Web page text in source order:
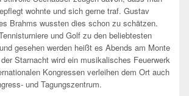
wohnte und sich gerne traf. Gustav
Brahms wussten dies schon zu schätzen.
und Golf zu den beliebtesten
gesehen werden heißt es Abends am Monte
Starnacht wird ein musikalisches Feuerwerk
Kongressen verleihen dem Ort auch
und Tagungszentrum.